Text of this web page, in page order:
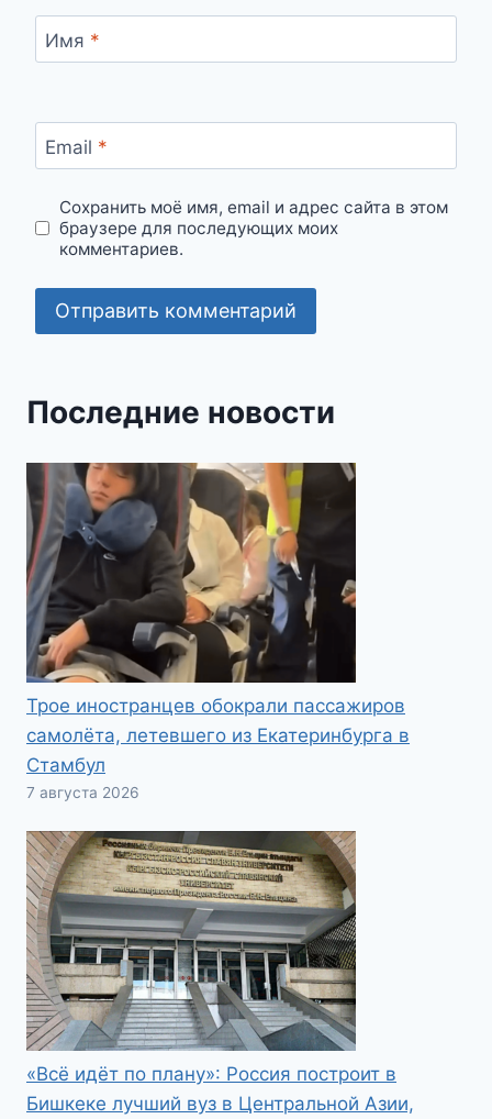
Имя *
Email *
Сохранить моё имя, email и адрес сайта в этом
браузере для последующих моих
комментариев.
Последние новости
Трое иностранцев обокрали пассажиров
самолёта, летевшего из Екатеринбурга в
Стамбул
7 августа 2026
«Всё идёт по плану»: Россия построит в
Бишкеке лучший вуз в Центральной Азии,